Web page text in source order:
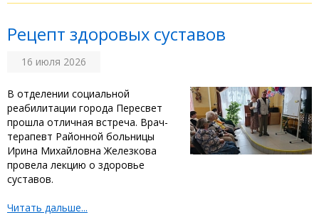
Рецепт здоровых суставов
16 июля 2026
‎В отделении социальной
реабилитации города Пересвет
прошла отличная встреча. Врач-
терапевт Районной больницы
Ирина Михайловна Железкова
провела лекцию о здоровье
суставов. ‎ ‎
Читать дальше...